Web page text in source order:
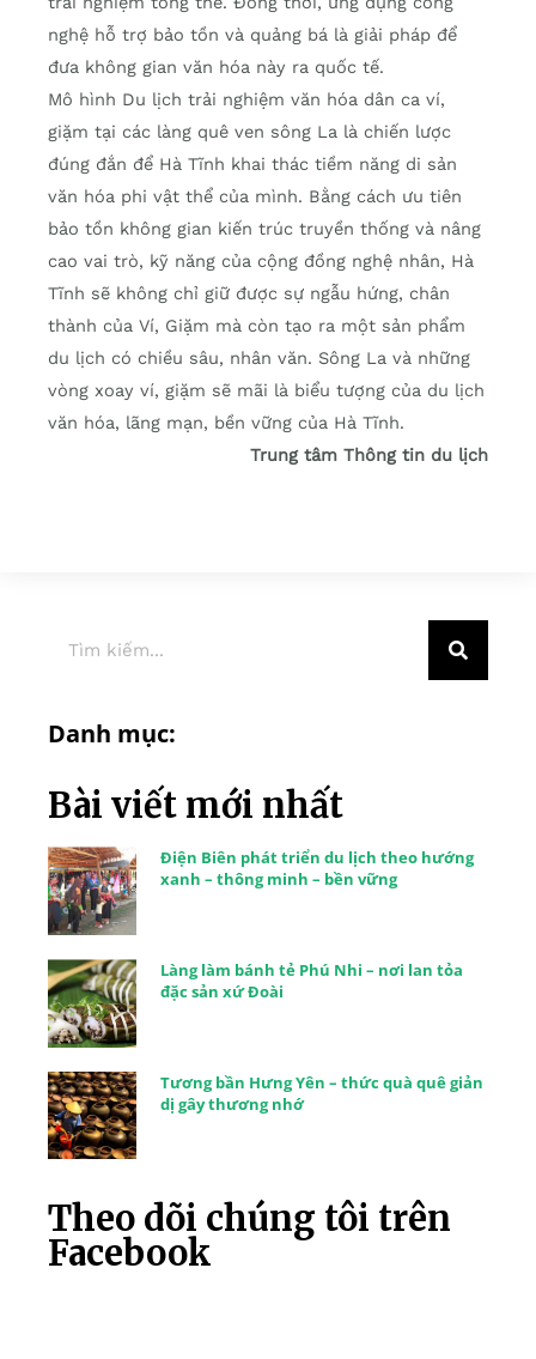
nghệ hỗ trợ bảo tồn và quảng bá là giải pháp để
đưa không gian văn hóa này ra quốc tế.
Mô hình Du lịch trải nghiệm văn hóa dân ca ví,
giặm tại các làng quê ven sông La là chiến lược
đúng đắn để Hà Tĩnh khai thác tiềm năng di sản
văn hóa phi vật thể của mình. Bằng cách ưu tiên
bảo tồn không gian kiến trúc truyền thống và nâng
cao vai trò, kỹ năng của cộng đồng nghệ nhân, Hà
Tĩnh sẽ không chỉ giữ được sự ngẫu hứng, chân
thành của Ví, Giặm mà còn tạo ra một sản phẩm
du lịch có chiều sâu, nhân văn. Sông La và những
vòng xoay ví, giặm sẽ mãi là biểu tượng của du lịch
văn hóa, lãng mạn, bền vững của Hà Tĩnh.
Trung tâm Thông tin du lịch
Danh mục:
Bài viết mới nhất
Điện Biên phát triển du lịch theo hướng
xanh – thông minh – bền vững
Làng làm bánh tẻ Phú Nhi – nơi lan tỏa
đặc sản xứ Đoài
Tương bần Hưng Yên – thức quà quê giản
dị gây thương nhớ
Theo dõi chúng tôi trên
Facebook